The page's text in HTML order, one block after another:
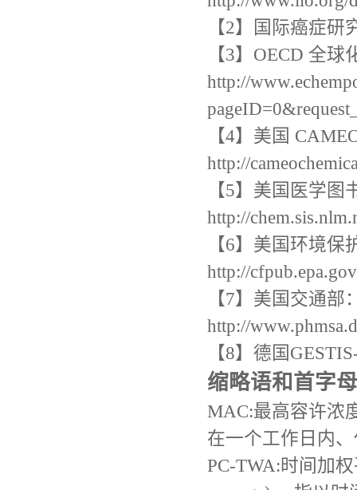
【2】国际癌症
【3】OECD 全
http://
【4】美国
http://
【5】美国医学
http://
【6】美国环境
http://
【7】美国交通
http://
【8】德国
缩略语和首字
MAC:最高容许浓
在一个工作日内
PC-TWA:时间加权